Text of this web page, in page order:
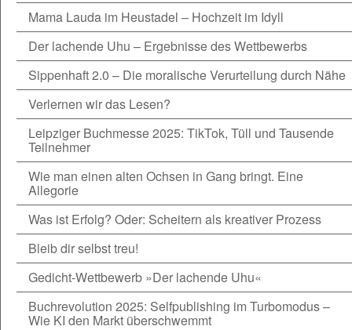
Mama Lauda im Heustadel – Hochzeit im Idyll
Der lachende Uhu – Ergebnisse des Wettbewerbs
Sippenhaft 2.0 – Die moralische Verurteilung durch Nähe
Verlernen wir das Lesen?
Leipziger Buchmesse 2025: TikTok, Tüll und Tausende
Teilnehmer
Wie man einen alten Ochsen in Gang bringt. Eine
Allegorie
Was ist Erfolg? Oder: Scheitern als kreativer Prozess
Bleib dir selbst treu!
Gedicht-Wettbewerb »Der lachende Uhu«
Buchrevolution 2025: Selfpublishing im Turbomodus –
Wie KI den Markt überschwemmt